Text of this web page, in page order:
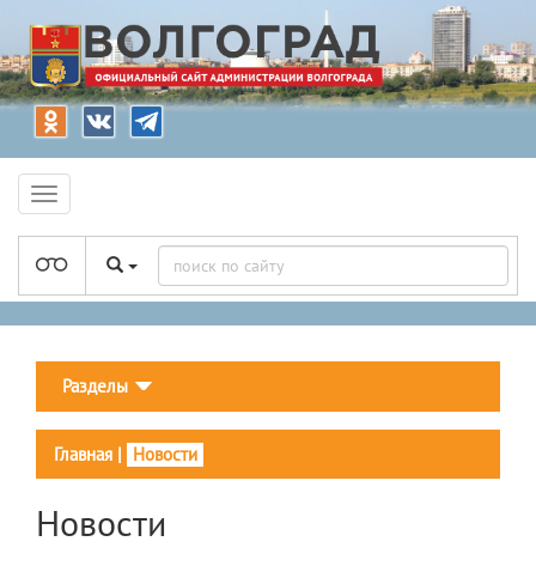
Разделы
Главная | Новости
Новости